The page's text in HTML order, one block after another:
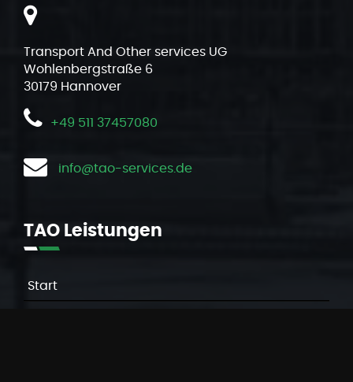
Transport And Other services UG
Wohlenbergstraße 6
30179 Hannover
+49 511 37457080
info@tao-services.de
TAO Leistungen
Start